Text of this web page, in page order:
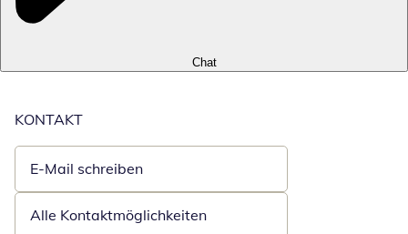
Chat
KONTAKT
E-Mail schreiben
Öffnet E-Mail-Client
Alle Kontaktmöglichkeiten